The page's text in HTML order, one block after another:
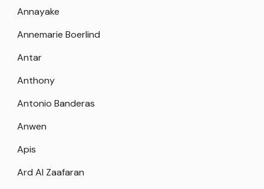
Annayake
Annemarie Boerlind
Antar
Anthony
Antonio Banderas
Anwen
Apis
Ard Al Zaafaran